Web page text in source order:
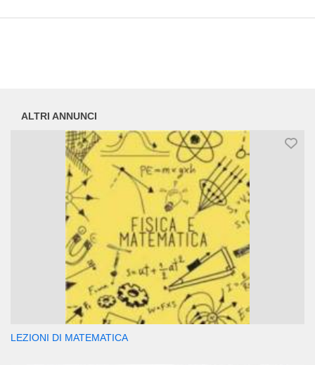
ALTRI ANNUNCI
LEZIONI DI MATEMATICA